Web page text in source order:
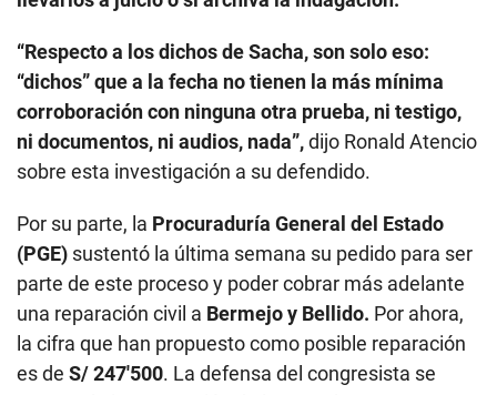
sobre esta investigación a su defendido.
Por su parte, la Procuraduría General del Estado
(PGE)
sustentó la última semana su pedido para ser
parte de este proceso y poder cobrar más adelante
una reparación civil aBermejo y Bellido.
la cifra que han propuesto como posible reparación
es deS/ 247′500. La defensa del congresista se
opuso a la incorporación de la PGE al caso.